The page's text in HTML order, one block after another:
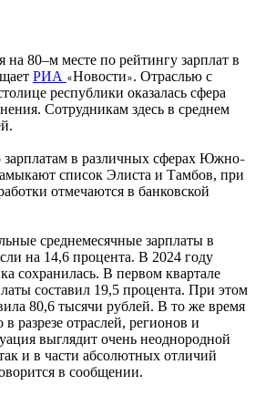
на 80–м месте по рейтингу зарплат в
РИА «Новости». Отраслью с
республики оказалась сфера
Сотрудникам здесь в среднем
зарплатам в различных сферах Южно–
список Элиста и Тамбов, при
отмечаются в банковской
среднемесячные зарплаты в
на 14,6 процента. В 2024 году
сохранилась. В первом квартале
составил 19,5 процента. При этом
80,6 тысячи рублей. В то же время
разрезе отраслей, регионов и
выглядит очень неоднородной
и в части абсолютных отличий
в сообщении.